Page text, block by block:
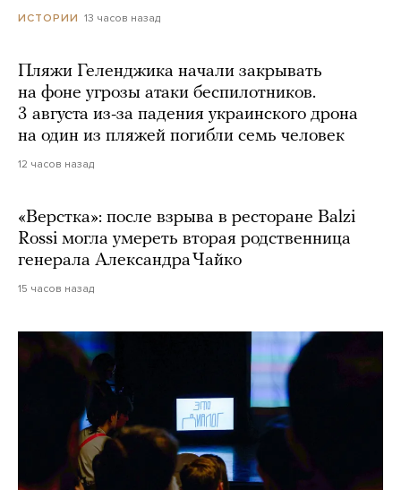
ИСТОРИИ 13 часов назад
Пляжи Геленджика начали закрывать
на фоне угрозы атаки беспилотников.
3 августа из-за падения украинского дрона
на один из пляжей погибли семь человек
12 часов назад
«Верстка»: после взрыва в ресторане Balzi
Rossi могла умереть вторая родственница
генерала Александра Чайко
15 часов назад